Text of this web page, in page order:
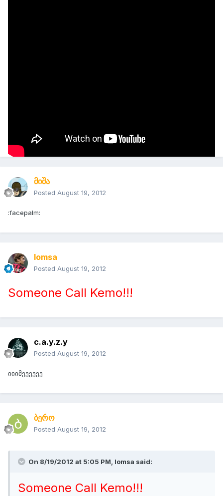
მიშა
Posted August 19, 2012
:facepalm:
lomsa
Posted August 19, 2012
Someone Call Kemo!!!
c.a.y.z.y
Posted August 19, 2012
იიიმეეეეეე
ბერო
Posted August 19, 2012
On 8/19/2012 at 5:05 PM, lomsa said:
Someone Call Kemo!!!